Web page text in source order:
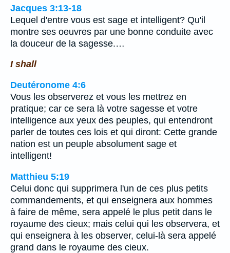
Jacques 3:13-18
Lequel d'entre vous est sage et intelligent? Qu'il
montre ses oeuvres par une bonne conduite avec
la douceur de la sagesse.…
I shall
Deutéronome 4:6
Vous les observerez et vous les mettrez en
pratique; car ce sera là votre sagesse et votre
intelligence aux yeux des peuples, qui entendront
parler de toutes ces lois et qui diront: Cette grande
nation est un peuple absolument sage et
intelligent!
Matthieu 5:19
Celui donc qui supprimera l'un de ces plus petits
commandements, et qui enseignera aux hommes
à faire de même, sera appelé le plus petit dans le
royaume des cieux; mais celui qui les observera, et
qui enseignera à les observer, celui-là sera appelé
grand dans le royaume des cieux.